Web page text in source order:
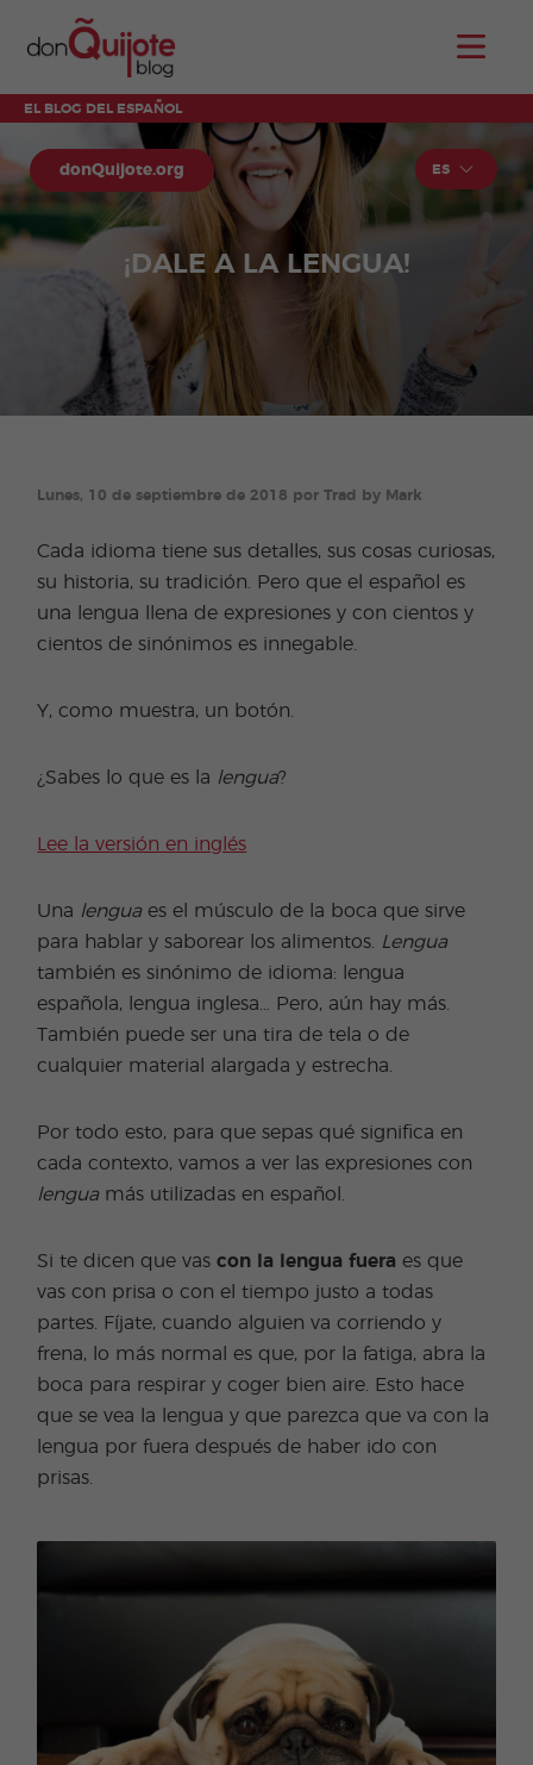
EL BLOG DEL ESPAÑOL
donQuijote.org ES
¡DALE A LA LENGUA!
Lunes, 10 de septiembre de 2018 por Trad by Mark
Cada idioma tiene sus detalles, sus cosas curiosas,
su historia, su tradición. Pero que el español es
una lengua llena de expresiones y con cientos y
cientos de sinónimos es innegable.
Y, como muestra, un botón.
¿Sabes lo que es la lengua?
Lee la versión en inglés
Una lenguaes el músculo de la boca que sirve
para hablar y saborear los alimentos.
Lengua
también es sinónimo de idioma: lengua
española, lengua inglesa… Pero, aún hay más.
También puede ser una tira de tela o de
cualquier material alargada y estrecha.
Por todo esto, para que sepas qué significa en
cada contexto, vamos a ver las expresiones con
lenguamás utilizadas en español.
Si te dicen que vascon la lengua fuera es que
vas con prisa o con el tiempo justo a todas
partes. Fíjate, cuando alguien va corriendo y
frena, lo más normal es que, por la fatiga, abra la
boca para respirar y coger bien aire. Esto hace
que se vea la lengua y que parezca que va con la
lengua por fuera después de haber ido con
prisas.